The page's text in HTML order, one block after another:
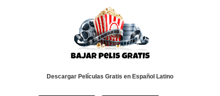
Descargar Películas Gratis en Español Latino